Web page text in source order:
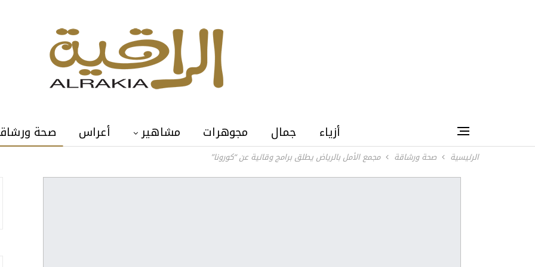
أزياء جمال مجوهرات مشاهير أعراس صحة
الرئيسية صحة ورشاقة مجمع الأمل بالرياض يطلق برامج وقائية عن “كورونا”